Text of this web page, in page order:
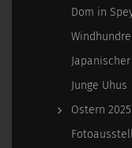
Dom in
Junge Uhus
Ostern 2025